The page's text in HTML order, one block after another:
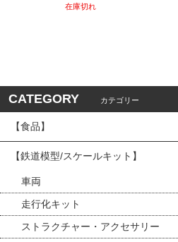
在庫切れ
CATEGORY カテゴリー
【食品】
【鉄道模型/スケールキット】
車両
走行化キット
ストラクチャー・アクセサリー